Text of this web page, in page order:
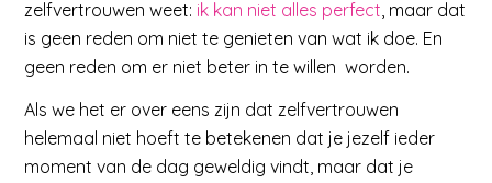
zelfvertrouwen weet: ik kan niet alles perfect , maar dat
is geen reden om niet te genieten van wat ik doe. En
geen reden om er niet beter in te willen worden.
Als we het er over eens zijn dat zelfvertrouwen
helemaal niet hoeft te betekenen dat je jezelf ieder
moment van de dag geweldig vindt, maar dat je